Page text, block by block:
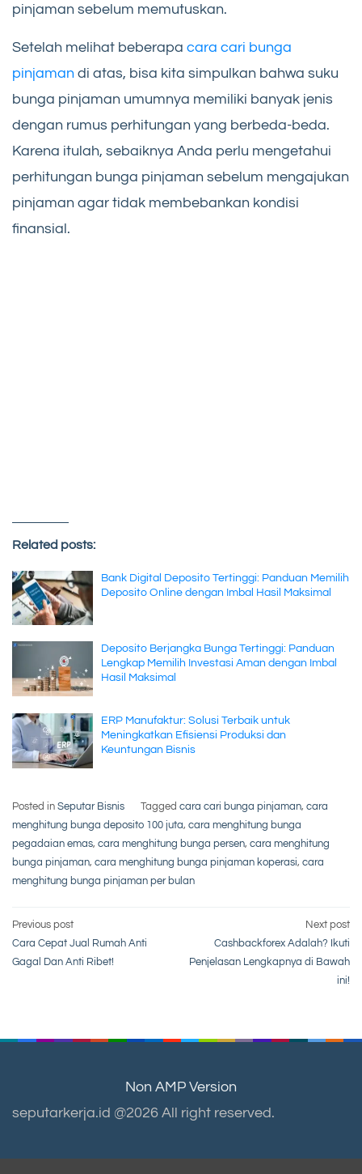
pinjaman sebelum memutuskan.
Setelah melihat beberapa cara cari bunga
pinjaman di atas, bisa kita simpulkan bahwa suku
bunga pinjaman umumnya memiliki banyak jenis
dengan rumus perhitungan yang berbeda-beda.
Karena itulah, sebaiknya Anda perlu mengetahui
perhitungan bunga pinjaman sebelum mengajukan
pinjaman agar tidak membebankan kondisi
finansial.
Related posts:
Bank Digital Deposito Tertinggi: Panduan Memilih
Deposito Online dengan Imbal Hasil Maksimal
Deposito Berjangka Bunga Tertinggi: Panduan
Lengkap Memilih Investasi Aman dengan Imbal
Hasil Maksimal
ERP Manufaktur: Solusi Terbaik untuk
Meningkatkan Efisiensi Produksi dan
Keuntungan Bisnis
Posted in Seputar Bisnis Tagged cara cari bunga pinjaman, cara
menghitung bunga deposito 100 juta, cara menghitung bunga
pegadaian emas, cara menghitung bunga persen, cara menghitung
bunga pinjaman, cara menghitung bunga pinjaman koperasi, cara
menghitung bunga pinjaman per bulan
Post
navigation
Previous post
Cara Cepat Jual Rumah Anti
Gagal Dan Anti Ribet!
Next post
Cashbackforex Adalah? Ikuti
Penjelasan Lengkapnya di Bawah
ini!
Non AMP Version
seputarkerja.id @2026 All right reserved.